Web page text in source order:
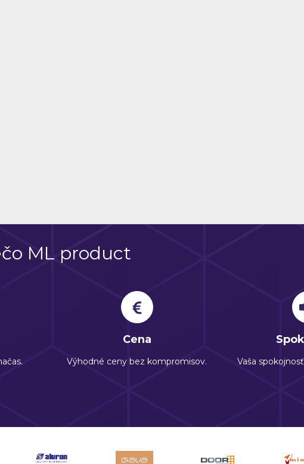
ML product
Cena
Výhodné ceny bez kompromisov. Vaša